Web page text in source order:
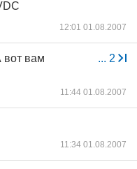
12:01 01.08.2007
... 2
вот вам
11:44 01.08.2007
11:34 01.08.2007